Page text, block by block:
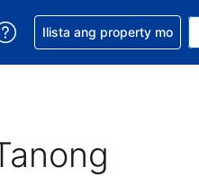
mo. PHP ang currency
wika mo. Filipino ang wika
Makakuha ng tulong sa
Ilista ang property mo